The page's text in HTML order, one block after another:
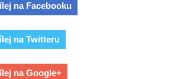
nakonec odstartoval lépe než
Endgame. A bude Tom
na Facebooku
na Twitteru
na Google+